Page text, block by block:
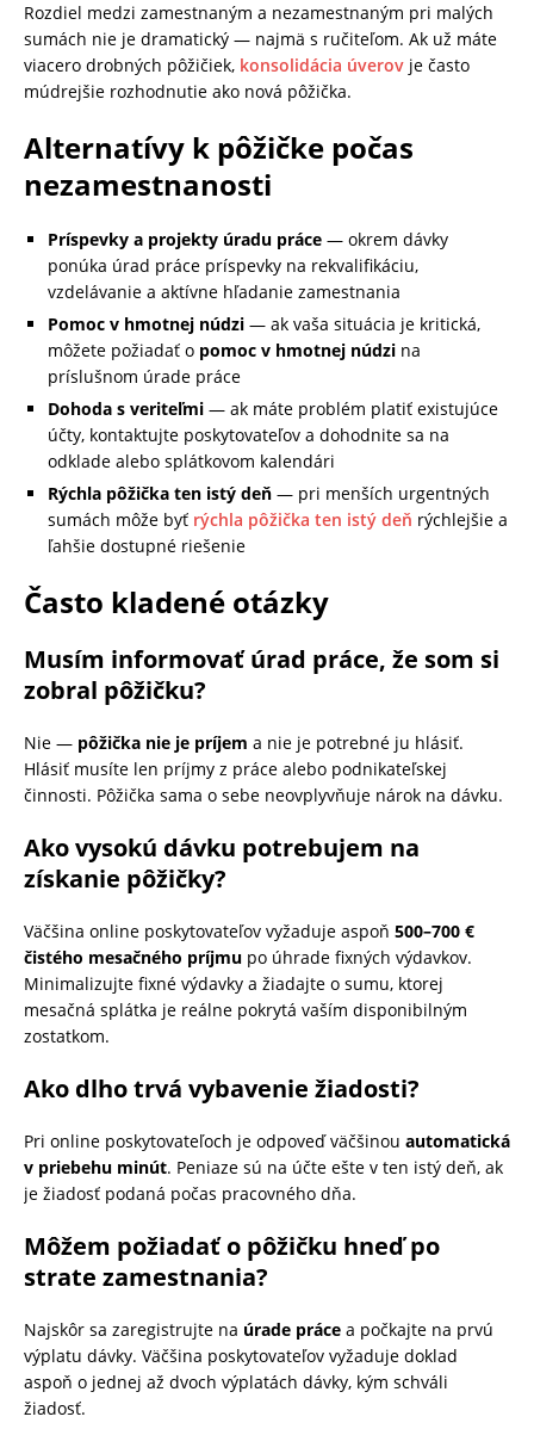
Rozdiel medzi zamestnaným a nezamestnaným pri malých
sumách nie je dramatický — najmä s ručiteľom. Ak už máte
viacero drobných pôžičiek, konsolidácia úverov je často
múdrejšie rozhodnutie ako nová pôžička.
Alternatívy k pôžičke počas
nezamestnanosti
Príspevky a projekty úradu práce — okrem dávky
ponúka úrad práce príspevky na rekvalifikáciu,
vzdelávanie a aktívne hľadanie zamestnania
Pomoc v hmotnej núdzi — ak vaša situácia je kritická,
môžete požiadať o pomoc v hmotnej núdzi na
príslušnom úrade práce
Dohoda s veriteľmi — ak máte problém platiť existujúce
účty, kontaktujte poskytovateľov a dohodnite sa na
odklade alebo splátkovom kalendári
Rýchla pôžička ten istý deň — pri menších urgentných
sumách môže byť rýchla pôžička ten istý deň rýchlejšie a
ľahšie dostupné riešenie
Často kladené otázky
Musím informovať úrad práce, že som si
zobral pôžičku?
Nie — pôžička nie je príjem a nie je potrebné ju hlásiť.
Hlásiť musíte len príjmy z práce alebo podnikateľskej
činnosti. Pôžička sama o sebe neovplyvňuje nárok na dávku.
Ako vysokú dávku potrebujem na
získanie pôžičky?
Väčšina online poskytovateľov vyžaduje aspoň 500–700 €
čistého mesačného príjmu po úhrade fixných výdavkov.
Minimalizujte fixné výdavky a žiadajte o sumu, ktorej
mesačná splátka je reálne pokrytá vaším disponibilným
zostatkom.
Ako dlho trvá vybavenie žiadosti?
Pri online poskytovateľoch je odpoveď väčšinou automatická
v priebehu minút. Peniaze sú na účte ešte v ten istý deň, ak
je žiadosť podaná počas pracovného dňa.
Môžem požiadať o pôžičku hneď po
strate zamestnania?
Najskôr sa zaregistrujte na úrade práce a počkajte na prvú
výplatu dávky. Väčšina poskytovateľov vyžaduje doklad
aspoň o jednej až dvoch výplatách dávky, kým schváli
žiadosť.